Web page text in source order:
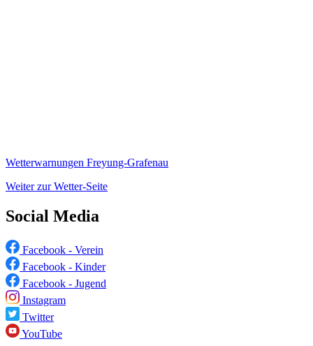
Wetterwarnungen Freyung-Grafenau
Weiter zur Wetter-Seite
Social Media
Facebook - Verein
Facebook - Kinder
Facebook - Jugend
Instagram
Twitter
YouTube